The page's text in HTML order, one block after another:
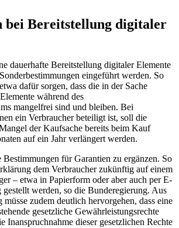
bei Bereitstellung digitaler
dauerhafte Bereitstellung digitaler Elemente
eingeführt werden. So
dafür sorgen, dass die in der Sache
während des
mangelfrei sind und bleiben. Bei
ein Verbraucher beteiligt ist, soll die
der Kaufsache bereits beim Kauf
auf ein Jahr verlängert werden.
Bestimmungen für Garantien zu ergänzen. So
dem Verbraucher zukünftig auf einem
– etwa in Papierform oder aber auch perE-
werden, so die Bunderegierung. Aus
zudem deutlich hervorgehen, dass eine
gesetzliche Gewährleistungsrechte
Inanspruchnahme dieser gesetzlichen Rechte